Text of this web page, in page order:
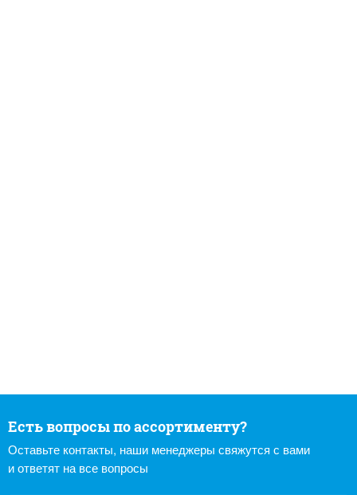
Есть вопросы по ассортименту?
Оставьте контакты, наши менеджеры свяжутся с вами
и ответят на все вопросы